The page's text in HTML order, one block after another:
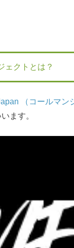
ェクトとは？
（コールマン
ます。